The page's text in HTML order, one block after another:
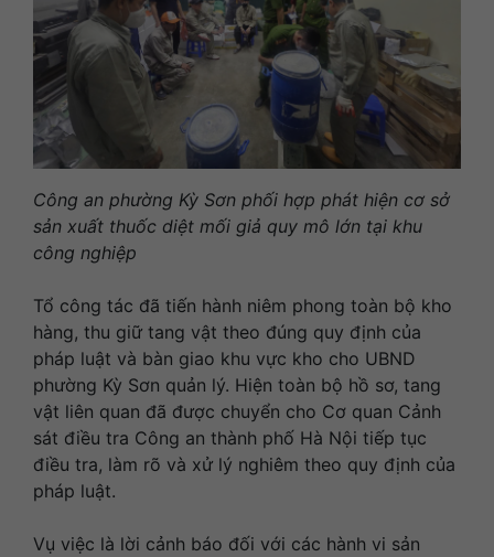
Công an phường Kỳ Sơn phối hợp phát hiện cơ sở
sản xuất thuốc diệt mối giả quy mô lớn tại khu
công nghiệp
Tổ công tác đã tiến hành niêm phong toàn bộ kho
hàng, thu giữ tang vật theo đúng quy định của
pháp luật và bàn giao khu vực kho cho UBND
phường Kỳ Sơn quản lý. Hiện toàn bộ hồ sơ, tang
vật liên quan đã được chuyển cho Cơ quan Cảnh
sát điều tra Công an thành phố Hà Nội tiếp tục
điều tra, làm rõ và xử lý nghiêm theo quy định của
pháp luật.
Vụ việc là lời cảnh báo đối với các hành vi sản